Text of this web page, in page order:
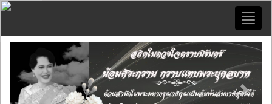
Previous Next